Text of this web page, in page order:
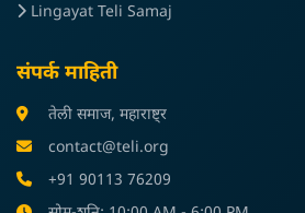
Lingayat Teli Samaj
संपर्क माहिती
तेली समाज, महाराष्ट्र
contact@teli.org
+91 90113 76209